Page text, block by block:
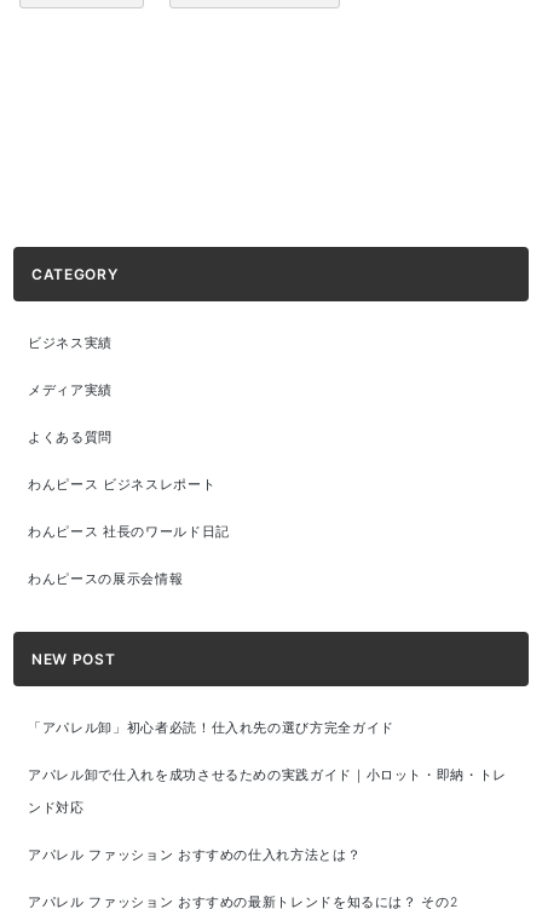
CATEGORY
ビジネス実績
メディア実績
よくある質問
わんピース ビジネスレポート
わんピース 社長のワールド日記
わんピースの展示会情報
NEW POST
「アパレル卸」初心者必読！仕入れ先の選び方完全ガイド
アパレル卸で仕入れを成功させるための実践ガイド｜小ロット・即納・トレ
ンド対応
アパレル ファッション おすすめの仕入れ方法とは？
アパレル ファッション おすすめの最新トレンドを知るには？ その2